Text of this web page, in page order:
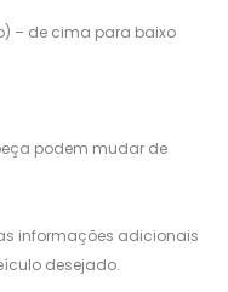
– de cima para baixo
podem mudar de
informações adicionais
desejado.